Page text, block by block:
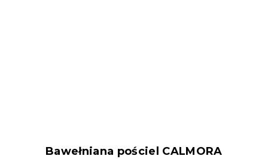
Bawełniana pościel CALMORA